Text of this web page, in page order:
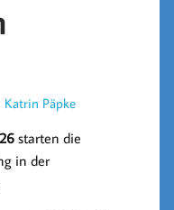
Katrin Päpke
starten die
in der